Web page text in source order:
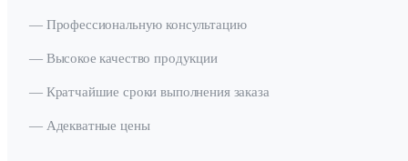
— Профессиональную консультацию
— Высокое качество продукции
— Кратчайшие сроки выполнения заказа
— Адекватные цены